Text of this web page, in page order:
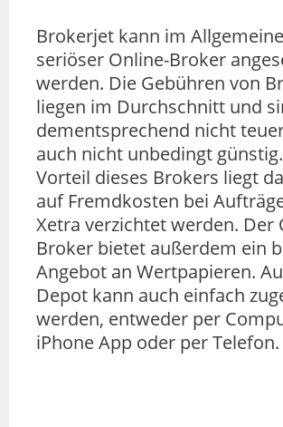
Brokerjet kann im
seriöser Online-Broker
werden. Die Gebühren von
liegen im Durchschnitt und
dementsprechend nicht
auch nicht unbedingt
Vorteil dieses Brokers liegt
auf Fremdkosten bei
Xetra verzichtet werden. Der
Broker bietet außerdem ein
Angebot an Wertpapieren.
Depot kann auch einfach
werden, entweder per
iPhone App oder per Telefon.